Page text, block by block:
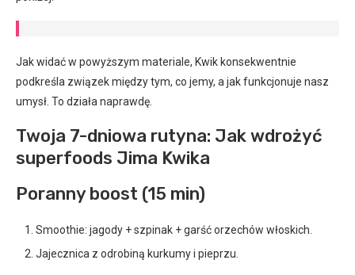
Jak widać w powyższym materiale, Kwik konsekwentnie
podkreśla związek między tym, co jemy, a jak funkcjonuje nasz
umysł. To działa naprawdę.
Twoja 7-dniowa rutyna: Jak wdrożyć
superfoods Jima Kwika
Poranny boost (15 min)
Smoothie: jagody + szpinak + garść orzechów włoskich.
Jajecznica z odrobiną kurkumy i pieprzu.